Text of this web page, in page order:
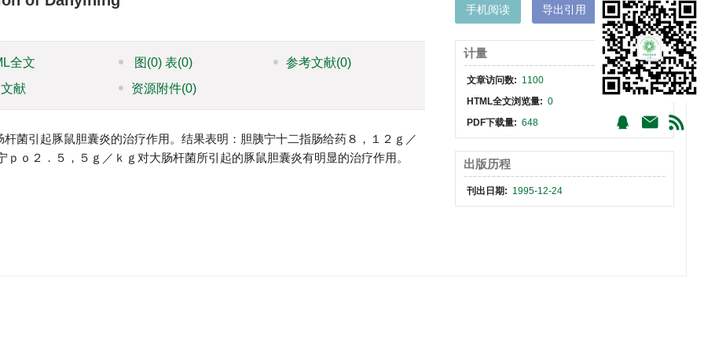
全文 图 (0)表(0) 参考文献(0)
献
资源附件(0)
菌引起豚鼠胆囊炎的治疗作用。结果表明：胆胰宁十二指肠给药８，１２ｇ／
ｏ２．５，５ｇ／ｋｇ对大肠杆菌所引起的豚鼠胆囊炎有明显的治疗作用。
手机阅读 导出引用 XML下载
计量
文章访问数: 1100
HTML全文浏览量: 0
PDF下载量: 648
出版历程
刊出日期: 1995-12-24